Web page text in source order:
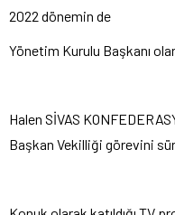
2022 dönemin de
Yönetim Kurulu Başkanı
Halen SİVAS
Başkan Vekilliği görevini